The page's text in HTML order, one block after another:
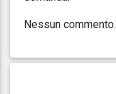
Nessun commento.